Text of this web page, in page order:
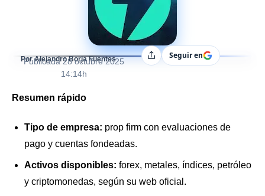
Por Alejandro Borja Fuentes
Publicada 28 octubre 2025
14:14h
CompartirSeguir en
Resumen rápido
Tipo de empresa: prop firm con evaluaciones de
pago y cuentas fondeadas.
Activos disponibles: forex, metales, índices, petróleo
y criptomonedas, según su web oficial.